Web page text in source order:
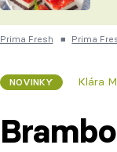
Prima Fresh ■ Prima
NOVINKY Klára